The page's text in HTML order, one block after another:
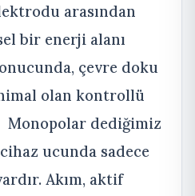
arasından
bir enerji alanı
çevre doku
olan kontrollü
Monopolar dediğimiz
ucunda sadece
Akım, aktif